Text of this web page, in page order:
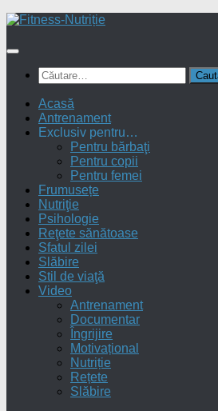
Skip
content
Caută
după:
Acasă
Antrenament
Exclusiv pentru…
Pentru bărbaţi
Pentru copii
Pentru femei
Frumusețe
Nutriţie
Psihologie
Reţete sănătoase
Sfatul zilei
Slăbire
Stil de viaţă
Video
Antrenament
Documentar
Îngrijire
Motivațional
Nutriție
Rețete
Slăbire